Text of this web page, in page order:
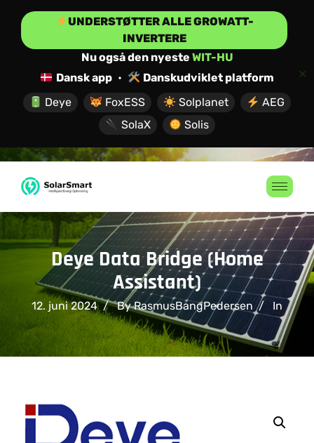
UNDERSTØTTER ALLE GROWATT-
INVERTERE
Nu også den nyeste WIT-HU
Dansk app•
Danskudviklet platform
Deye
FoxESS Solplanet
AEG
SolaX
Solis
✕
Deye Data Bridge (Home
Assistant)
12. juni 2024 By RasmusBangPedersen In